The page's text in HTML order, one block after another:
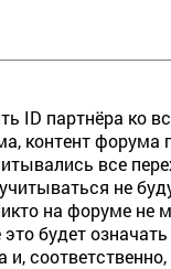
ID партнёра ко
контент форума
все
не
на форуме не
будет